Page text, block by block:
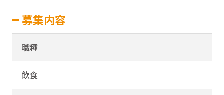
募集内容
職種
飲食